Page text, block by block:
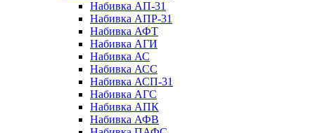
Набивка АП-31
Набивка АПР-31
Набивка АФТ
Набивка АГИ
Набивка АС
Набивка АСС
Набивка АСП-31
Набивка АГС
Набивка АПК
Набивка АФВ